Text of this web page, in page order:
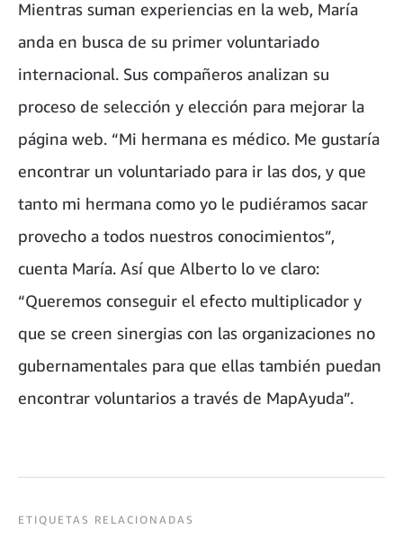
Mientras suman experiencias en la web, María
anda en busca de su primer voluntariado
internacional. Sus compañeros analizan su
proceso de selección y elección para mejorar la
página web. “Mi hermana es médico. Me gustaría
encontrar un voluntariado para ir las dos, y que
tanto mi hermana como yo le pudiéramos sacar
provecho a todos nuestros conocimientos”,
cuenta María. Así que Alberto lo ve claro:
“Queremos conseguir el efecto multiplicador y
que se creen sinergias con las organizaciones no
gubernamentales para que ellas también puedan
encontrar voluntarios a través de MapAyuda”.
ETIQUETAS RELACIONADAS